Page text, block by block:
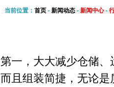
当前位置： 首页-新闻动态-新闻中心-
第一，大大减少仓储
而且组装简捷，无论